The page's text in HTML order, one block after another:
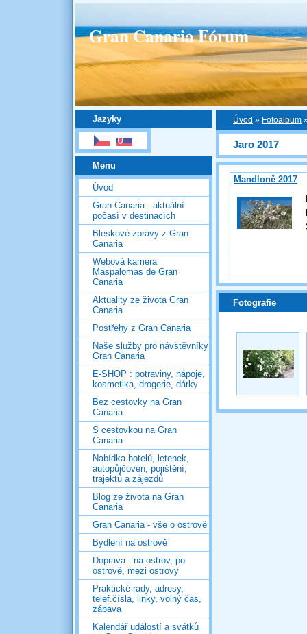
Gran Canaria Fórum
Jazyky
Menu
Úvod
Gran Canaria - aktuální
počasí v destinacích
Bleskové zprávy z Gran
Canaria
Webová kamera
Maspalomas de Gran
Canaria
Aktuality ze života Gran
Canaria
Postřehy z Gran Canaria
Naše služby pro návštěvníky
Gran Canaria
E-SHOP : potraviny, nápoje,
kosmetika, drogerie, dárky
Bez cestovky na Gran
Canaria
S cestovkou na Gran
Canaria
Nabídka hotelů, letenek,
autopůjčoven, pojištění,
trajektů a zájezdů
Blog ze života na Gran
Canaria
Gran Canaria - vše o ostrově
Bydlení na ostrově
Doprava - na ostrov, po
ostrově, mezi ostrovy
Praktické rady, adresy,
telef.čísla, linky, volný čas,
zábava
Kalendář událostí a svátků
Úvod » Fotoalbum
Jaro 2017
Mandloně 2017
Fotografie